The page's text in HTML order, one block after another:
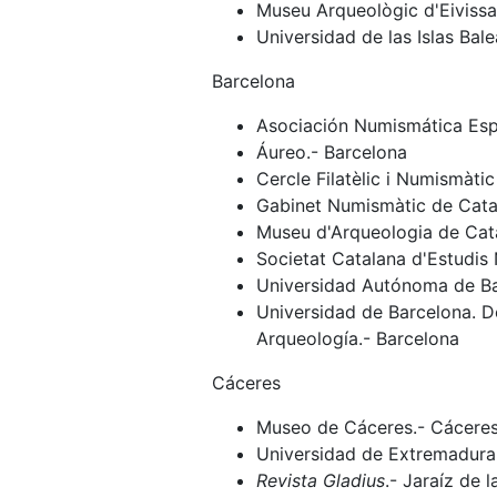
Museu Arqueològic
Universidad de las Islas
Barcelona
Asociación Numismática
Áureo.- Barcelona
Cercle Filatèlic i
Gabinet Numismàtic de
Museu d'Arqueologia de
Societat Catalana d'Estudis
Universidad Autónoma de
Universidad de Barcelona.
Arqueología.- Barcelona
Cáceres
Museo de Cáceres.-
Universidad de
Revista Gladius.- Jaraíz de